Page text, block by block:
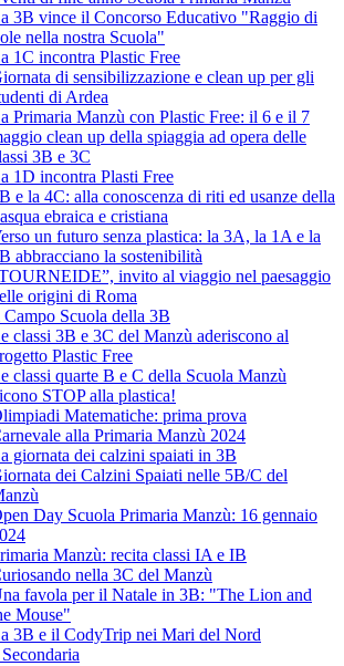
3B vince il Concorso Educativo "Raggio di
nella nostra Scuola"
1C incontra Plastic Free
di sensibilizzazione e clean up per gli
di Ardea
Primaria Manzù con Plastic Free: il 6 e il 7
clean up della spiaggia ad opera delle
3B e 3C
1D incontra Plasti Free
e la 4C: alla conoscenza di riti ed usanze della
ebraica e cristiana
un futuro senza plastica: la 3A, la 1A e la
abbracciano la sostenibilità
invito al viaggio nel paesaggio
origini di Roma
Scuola della 3B
classi 3B e 3C del Manzù aderiscono al
Plastic Free
classi quarte B e C della Scuola Manzù
STOP alla plastica!
Matematiche: prima prova
alla Primaria Manzù 2024
giornata dei calzini spaiati in 3B
dei Calzini Spaiati nelle 5B/C del
Day Scuola Primaria Manzù: 16 gennaio
Manzù: recita classi IA e IB
nella 3C del Manzù
favola per il Natale in 3B: "The Lion and
Mouse"
3B e il CodyTrip nei Mari del Nord